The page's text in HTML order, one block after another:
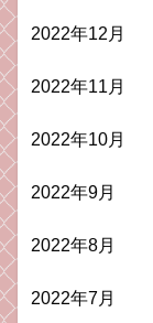
2022年12月
2022年11月
2022年10月
2022年9月
2022年8月
2022年7月